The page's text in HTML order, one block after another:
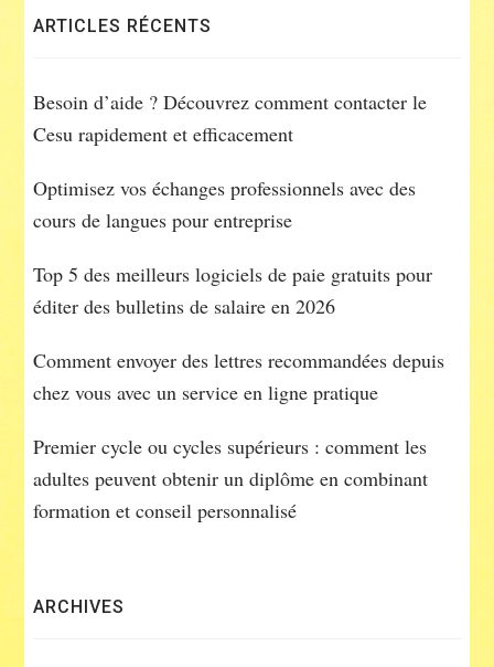
ARTICLES RÉCENTS
Besoin d’aide ? Découvrez comment contacter le
Cesu rapidement et efficacement
Optimisez vos échanges professionnels avec des
cours de langues pour entreprise
Top 5 des meilleurs logiciels de paie gratuits pour
éditer des bulletins de salaire en 2026
Comment envoyer des lettres recommandées depuis
chez vous avec un service en ligne pratique
Premier cycle ou cycles supérieurs : comment les
adultes peuvent obtenir un diplôme en combinant
formation et conseil personnalisé
ARCHIVES